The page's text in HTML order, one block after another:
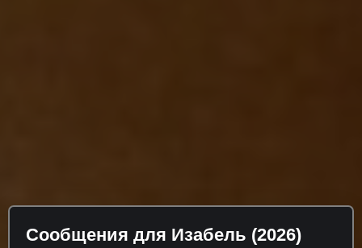
Сообщения для Изабель (2026)